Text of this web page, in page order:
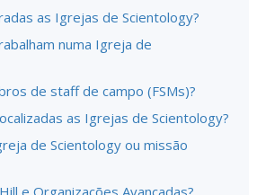
as Igrejas de Scientology?
numa Igreja de
de staff de campo (FSMs)?
as Igrejas de Scientology?
de Scientology ou missão
e Organizações Avançadas?